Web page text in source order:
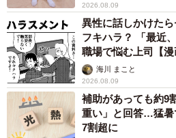
2026.08.09
異性に話しかけた
フキハラ？ 「最近
職場で悩む上司【漫
海川 まこと
2026.08.09
補助があっても約9
重い」と回答…猛暑
7割超に